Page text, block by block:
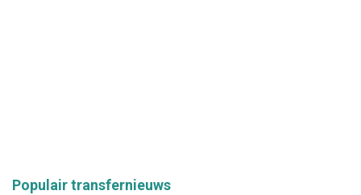
Populair transfernieuws